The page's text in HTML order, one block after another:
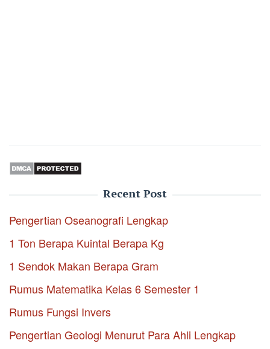
Recent Post
Pengertian Oseanografi Lengkap
1 Ton Berapa Kuintal Berapa Kg
1 Sendok Makan Berapa Gram
Rumus Matematika Kelas 6 Semester 1
Rumus Fungsi Invers
Pengertian Geologi Menurut Para Ahli Lengkap